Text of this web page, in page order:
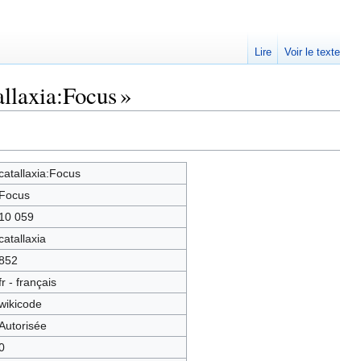
»
Focus
10 059
- français
Lire Voir le